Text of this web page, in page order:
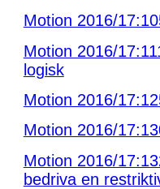
Motion 2016/
Motion 2016/
logisk
Motion 2016/
Motion 2016/
Motion 2016/
bedriva en